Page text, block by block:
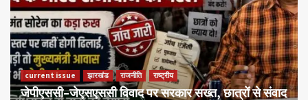
current issue झारखंड राजनीति राष्ट्रीय
जेपीएससी–जेएसएससी विवाद पर सरकार सख्त, छात्रों से संवाद